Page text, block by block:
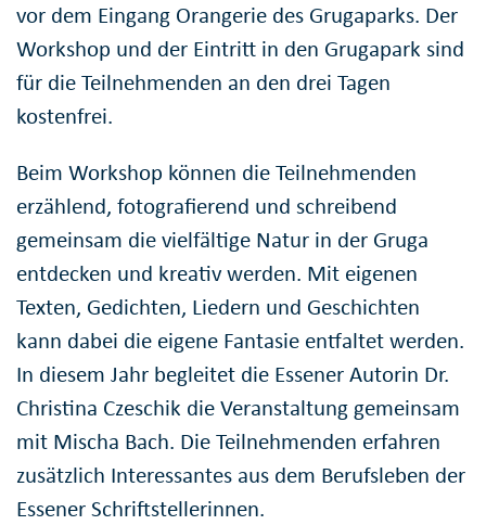
vor dem Eingang Orangerie des Grugaparks. Der
Workshop und der Eintritt in den Grugapark sind
für die Teilnehmenden an den drei Tagen
kostenfrei.
Beim Workshop können die Teilnehmenden
erzählend, fotografierend und schreibend
gemeinsam die vielfältige Natur in der Gruga
entdecken und kreativ werden. Mit eigenen
Texten, Gedichten, Liedern und Geschichten
kann dabei die eigene Fantasie entfaltet werden.
In diesem Jahr begleitet die Essener Autorin Dr.
Christina Czeschik die Veranstaltung gemeinsam
mit Mischa Bach. Die Teilnehmenden erfahren
zusätzlich Interessantes aus dem Berufsleben der
Essener Schriftstellerinnen.